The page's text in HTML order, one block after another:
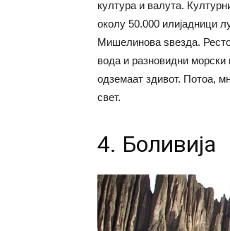
култура и валута.
околу 50.000 илијадници
Мишелинова ѕвезда.
вода и разновидни морски
одземаат здивот. Потоа,
свет.
4. Боливија